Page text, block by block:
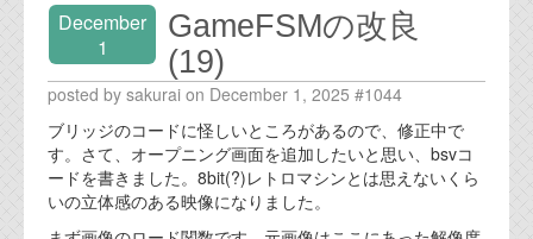
December
1
GameFSMの改良
(19)
posted by sakurai on December 1, 2025 #1044
ブリッジのコードに怪しいところがあるので、修正中で
す。さて、オープニング画面を追加したいと思い、bsvコ
ードを書きました。8bit(?)レトロマシンとは思えないくら
いの立体感のある映像になりました。